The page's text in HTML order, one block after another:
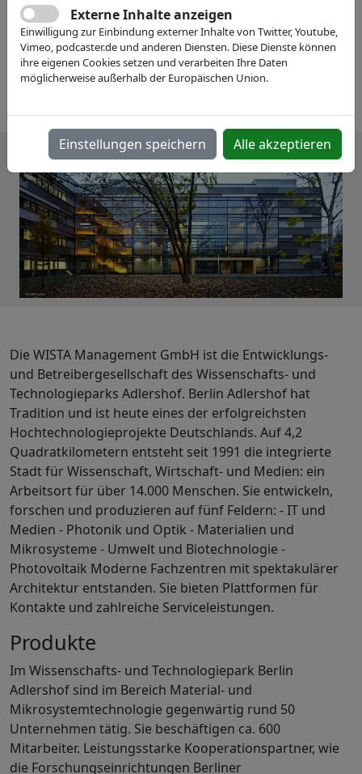
Die WISTA Management GmbH ist die Entwicklungs-
und Betreibergesellschaft des Wissenschafts- und
Technologieparks Adlershof. Berlin Adlershof hat
Tradition und ist heute eines der erfolgreichsten
Hochtechnologieprojekte Deutschlands. Auf 4,2
Quadratkilometern entsteht seit 1991 die integrierte
Stadt für Wissenschaft, Wirtschaft- und Medien: ein
Arbeitsort für über 14.000 Menschen. Sie entwickeln,
forschen und produzieren auf fünf Feldern: - IT und
Medien - Photonik und Optik - Materialien und
Mikrosysteme - Umwelt und Biotechnologie -
Photovoltaik Moderne Fachzentren mit spektakulärer
Architektur entstanden. Sie bieten Plattformen für
Kontakte und zahlreiche Serviceleistungen.
Produkte
Im Wissenschafts- und Technologiepark Berlin
Adlershof sind im Bereich Material- und
Mikrosystemtechnologie gegenwärtig rund 50
Unternehmen tätig. Sie beschäftigen ca. 600
Mitarbeiter. Leistungsstarke Kooperationspartner, wie
die Forschungseinrichtungen Berliner
Externe Inhalte anzeigen
Einwilligung zur Einbindung externer Inhalte von Twitter, Youtube,
Vimeo, podcaster.de und anderen Diensten. Diese Dienste können
ihre eigenen Cookies setzen und verarbeiten Ihre Daten
möglicherweise außerhalb der Europäischen Union.
Einstellungen speichern Alle akzeptieren